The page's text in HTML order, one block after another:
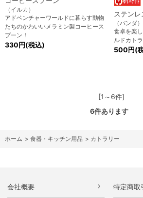
（イルカ）
アドベンチャーワールドに暮らす動物
たちのかわいいメラミン製コーヒース
プーン！
330円(税込)
ステン
（パンダ）
食卓を楽
ルドカト
500円(
[1～6件]
6件あります
ホーム > 食器・キッチン用品 > カトラリー
会社概要 特定商取